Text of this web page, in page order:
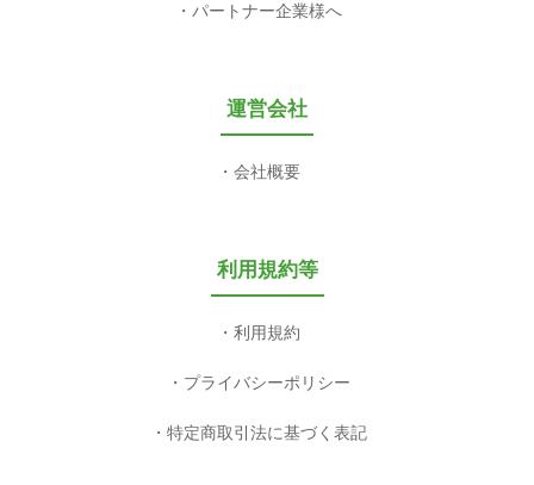
パートナー企業様へ
運営会社
会社概要
利用規約等
利用規約
プライバシーポリシー
特定商取引法に基づく表記